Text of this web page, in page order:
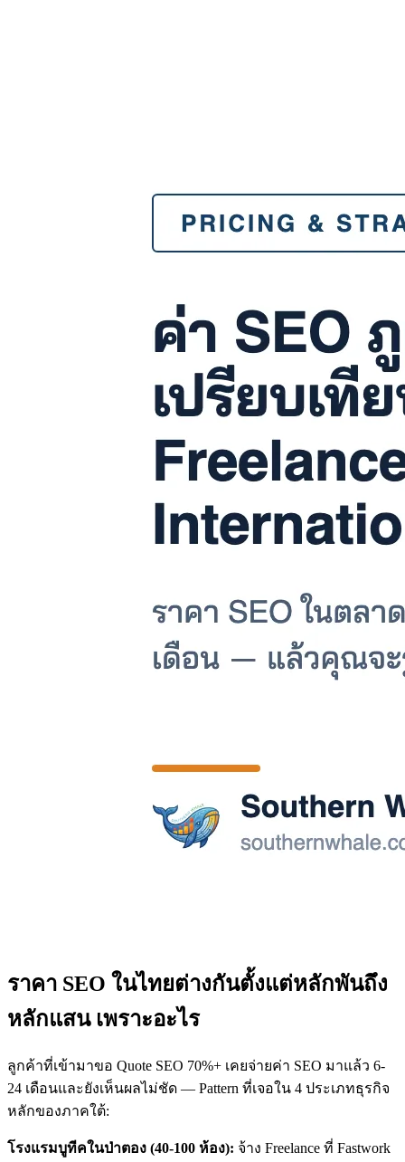
ราคา SEO ในไทยต่างกันตั้งแต่หลักพันถึง
หลักแสน เพราะอะไร
ลูกค้าที่เข้ามาขอ Quote SEO 70%+ เคยจ่ายค่า SEO มาแล้ว 6-
24 เดือนและยังเห็นผลไม่ชัด — Pattern ที่เจอใน 4 ประเภทธุรกิจ
หลักของภาคใต้:
โรงแรมบูทีคในป่าตอง (40-100 ห้อง): จ้าง Freelance ที่ Fastwork